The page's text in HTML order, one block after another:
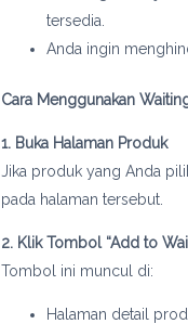
tersedia.
Anda ingin
Cara Menggunakan
1. Buka Halaman Produk
Jika produk yang Anda
pada halaman tersebut.
2. Klik Tombol “Add to
Tombol ini muncul di:
Halaman detail